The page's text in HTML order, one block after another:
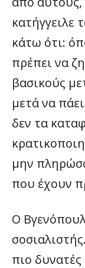
κατήγγειλε
κάτω ότι:
πρέπει να
βασικούς
μετά να
δεν τα
μην
που έχουν
Ο
πιο